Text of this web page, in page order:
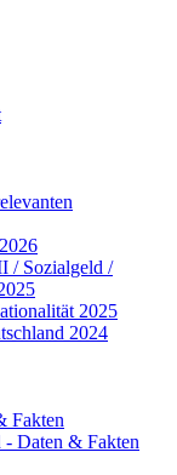
/ Sozialgeld /
2025
2024
Fakten
- Daten & Fakten